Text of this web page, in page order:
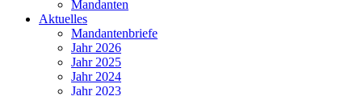
Mandanten
Aktuelles
Mandantenbriefe
Jahr 2026
Jahr 2025
Jahr 2024
Jahr 2023